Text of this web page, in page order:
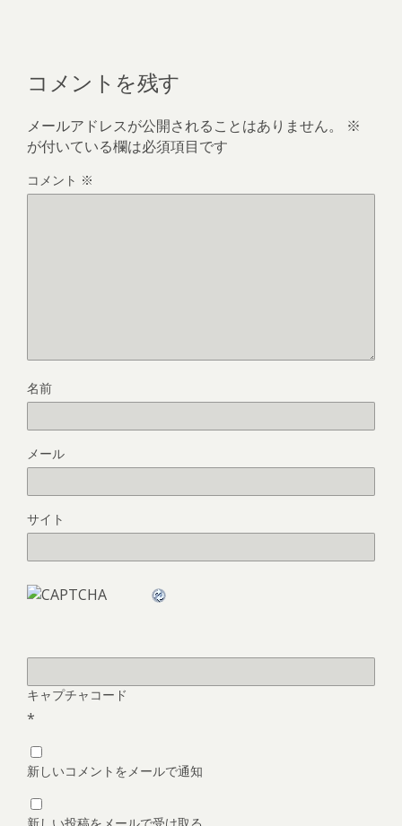
コメントを残す
メールアドレスが公開されることはありません。
※
が付いている欄は必須項目です
コメント ※
名前
メール
サイト
キャプチャコード
*
新しいコメントをメールで通知
新しい投稿をメールで受け取る